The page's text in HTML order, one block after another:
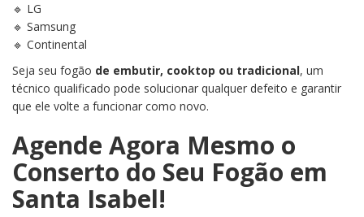
🔹 LG
🔹 Samsung
🔹 Continental
Seja seu fogão de embutir, cooktop ou tradicional, um
técnico qualificado pode solucionar qualquer defeito e garantir
que ele volte a funcionar como novo.
Agende Agora Mesmo o
Conserto do Seu Fogão em
Santa Isabel!